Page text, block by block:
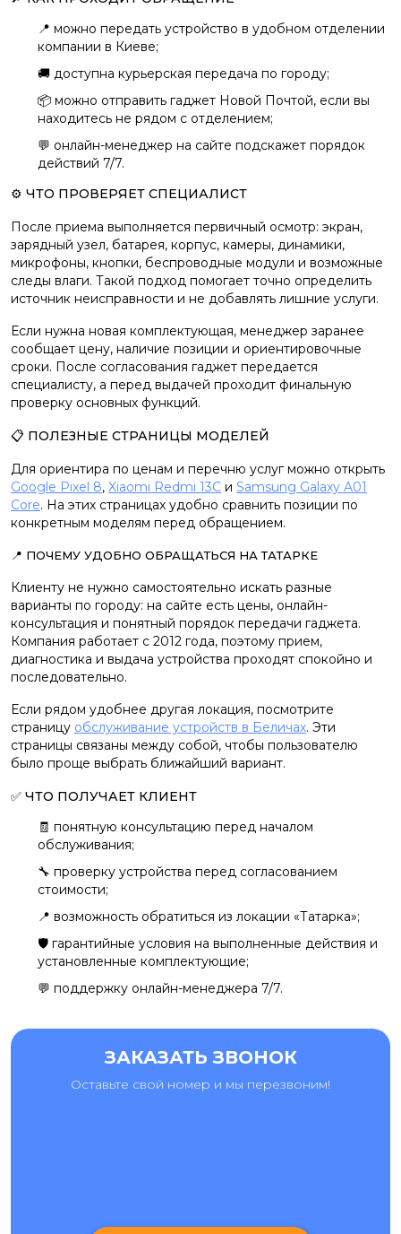
📍 можно передать устройство в удобном отделении
компании в Киеве;
🚚 доступна курьерская передача по городу;
📦 можно отправить гаджет Новой Почтой, если вы
находитесь не рядом с отделением;
💬 онлайн-менеджер на сайте подскажет порядок
действий 7/7.
⚙️ ЧТО ПРОВЕРЯЕТ СПЕЦИАЛИСТ
После приема выполняется первичный осмотр: экран,
зарядный узел, батарея, корпус, камеры, динамики,
микрофоны, кнопки, беспроводные модули и возможные
следы влаги. Такой подход помогает точно определить
источник неисправности и не добавлять лишние услуги.
Если нужна новая комплектующая, менеджер заранее
сообщает цену, наличие позиции и ориентировочные
сроки. После согласования гаджет передается
специалисту, а перед выдачей проходит финальную
проверку основных функций.
📋 ПОЛЕЗНЫЕ СТРАНИЦЫ МОДЕЛЕЙ
Для ориентира по ценам и перечню услуг можно открыть
Google Pixel 8, Xiaomi Redmi 13C и Samsung Galaxy A01
Core. На этих страницах удобно сравнить позиции по
конкретным моделям перед обращением.
📍 ПОЧЕМУ УДОБНО ОБРАЩАТЬСЯ НА ТАТАРКЕ
Клиенту не нужно самостоятельно искать разные
варианты по городу: на сайте есть цены, онлайн-
консультация и понятный порядок передачи гаджета.
Компания работает с 2012 года, поэтому прием,
диагностика и выдача устройства проходят спокойно и
последовательно.
Если рядом удобнее другая локация, посмотрите
страницу обслуживание устройств в Беличах. Эти
страницы связаны между собой, чтобы пользователю
было проще выбрать ближайший вариант.
✅ ЧТО ПОЛУЧАЕТ КЛИЕНТ
🧾 понятную консультацию перед началом
обслуживания;
🔧 проверку устройства перед согласованием
стоимости;
📍 возможность обратиться из локации «Татарка»;
🛡️ гарантийные условия на выполненные действия и
установленные комплектующие;
💬 поддержку онлайн-менеджера 7/7.
ЗАКАЗАТЬ ЗВОНОК
Оставьте свой номер и мы перезвоним!